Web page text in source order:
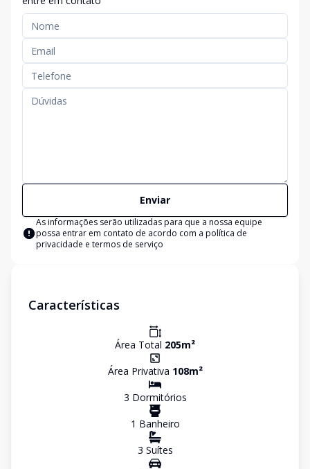
Enviar
As informações serão utilizadas para que a nossa equipe
possa entrar em contato de acordo com a política de
privacidade e termos de serviço
Características
Área Total 205m²
Área Privativa 108m²
3 Dormitórios
1 Banheiro
3 Suítes